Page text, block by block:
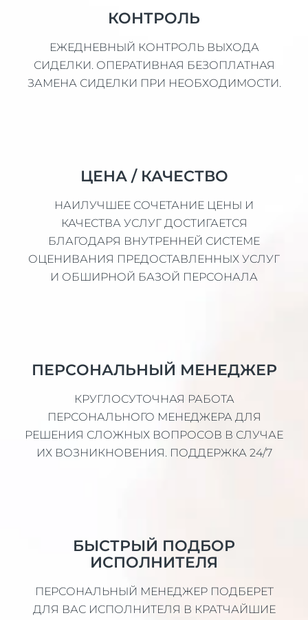
КОНТРОЛЬ
ЕЖЕДНЕВНЫЙ КОНТРОЛЬ ВЫХОДА
СИДЕЛКИ. ОПЕРАТИВНАЯ БЕЗОПЛАТНАЯ
ЗАМЕНА СИДЕЛКИ ПРИ НЕОБХОДИМОСТИ.
ЦЕНА / КАЧЕСТВО
НАИЛУЧШЕЕ СОЧЕТАНИЕ ЦЕНЫ И
КАЧЕСТВА УСЛУГ ДОСТИГАЕТСЯ
БЛАГОДАРЯ ВНУТРЕННЕЙ СИСТЕМЕ
ОЦЕНИВАНИЯ ПРЕДОСТАВЛЕННЫХ УСЛУГ
И ОБШИРНОЙ БАЗОЙ ПЕРСОНАЛА
ПЕРСОНАЛЬНЫЙ МЕНЕДЖЕР
КРУГЛОСУТОЧНАЯ РАБОТА
ПЕРСОНАЛЬНОГО МЕНЕДЖЕРА ДЛЯ
РЕШЕНИЯ СЛОЖНЫХ ВОПРОСОВ В СЛУЧАЕ
ИХ ВОЗНИКНОВЕНИЯ. ПОДДЕРЖКА 24/7
БЫСТРЫЙ ПОДБОР
ИСПОЛНИТЕЛЯ
ПЕРСОНАЛЬНЫЙ МЕНЕДЖЕР ПОДБЕРЕТ
ДЛЯ ВАС ИСПОЛНИТЕЛЯ В КРАТЧАЙШИЕ